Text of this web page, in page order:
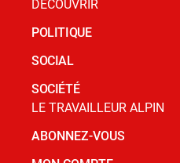
DÉCOUVRIR
POLITIQUE
SOCIAL
SOCIÉTÉ
LE TRAVAILLEUR ALPIN
ABONNEZ-VOUS